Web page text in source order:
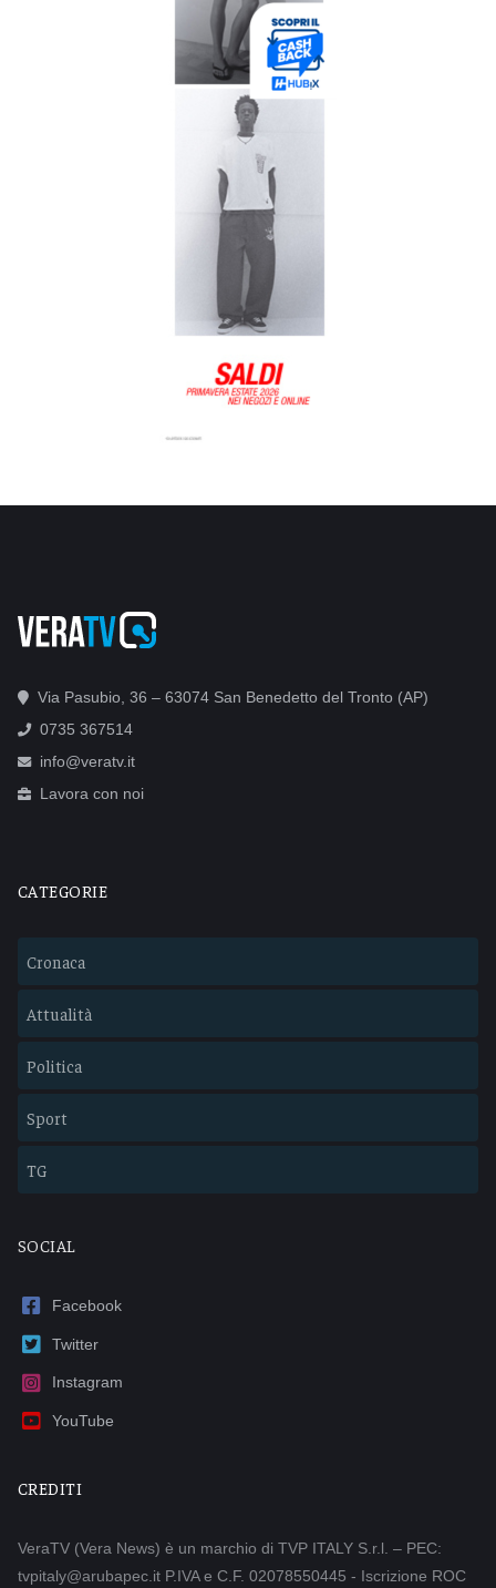
Via Pasubio, 36 – 63074 San Benedetto del Tronto (AP)
0735 367514
info@veratv.it
Lavora con noi
CATEGORIE
Cronaca
Attualità
Politica
Sport
TG
SOCIAL
Facebook
Twitter
Instagram
YouTube
CREDITI
VeraTV (Vera News) è un marchio di TVP ITALY S.r.l. – PEC:
tvpitaly@arubapec.it P.IVA e C.F. 02078550445 - Iscrizione ROC